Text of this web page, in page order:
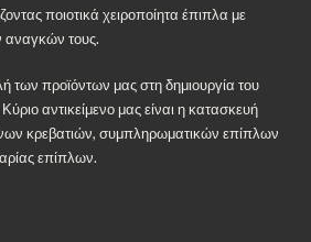
ποιοτικά χειροποίητα έπιπλα με
τους.
των προϊόντων μας στη δημιουργία του
αντικείμενο μας είναι η κατασκευή
κρεβατιών, συμπληρωματικών επίπλων
επίπλων.